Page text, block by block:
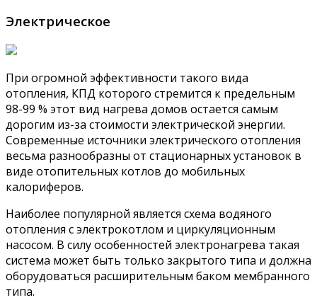
Электрическое
При огромной эффективности такого вида
отопления, КПД которого стремится к предельным
98-99 % этот вид нагрева домов остается самым
дорогим из-за стоимости электрической энергии.
Современные источники электрического отопления
весьма разнообразны от стационарных установок в
виде отопительных котлов до мобильных
калориферов.
Наиболее популярной является схема водяного
отопления с электрокотлом и циркуляционным
насосом. В силу особенностей электронагрева такая
система может быть только закрытого типа и должна
оборудоваться расширительным баком мембранного
типа.